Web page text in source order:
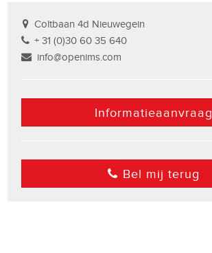
Coltbaan 4d Nieuwegein
+ 31 (0)30 60 35 640
info@openims.com
Informatieaanvraag
Bel mij terug